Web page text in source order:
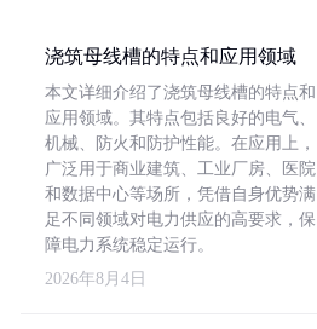
浇筑母线槽的特点和应用领域
本文详细介绍了浇筑母线槽的特点和
应用领域。其特点包括良好的电气、
机械、防火和防护性能。在应用上，
广泛用于商业建筑、工业厂房、医院
和数据中心等场所，凭借自身优势满
足不同领域对电力供应的高要求，保
障电力系统稳定运行。
2026年8月4日